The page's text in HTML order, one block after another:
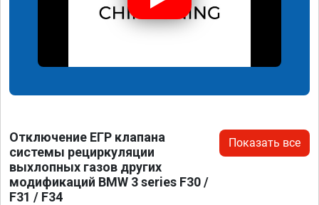
Отключение ЕГР клапана
системы рециркуляции
выхлопных газов других
модификаций BMW 3 series F30 /
F31 / F34
Показать все